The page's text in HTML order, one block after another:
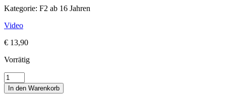
Kategorie: F2 ab 16 Jahren
Video
€ 13,90
Vorrätig
Lucky
Stars
Menge
In den Warenkorb